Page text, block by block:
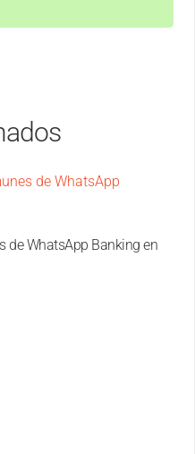
de WhatsApp Banking en